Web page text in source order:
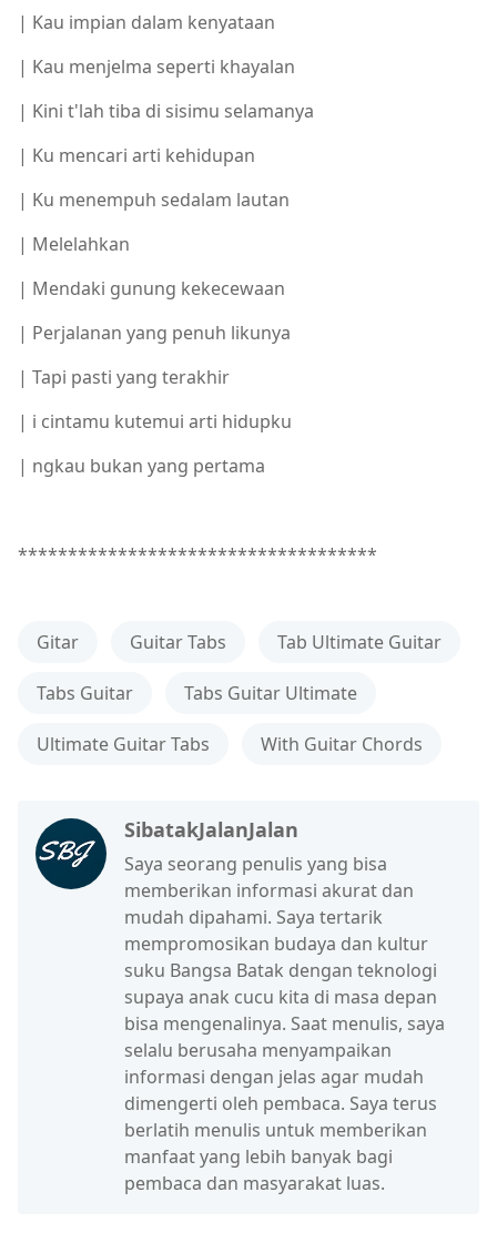
| Kau impian dalam kenyataan
| Kau menjelma seperti khayalan
| Kini t'lah tiba di sisimu selamanya
| Ku mencari arti kehidupan
| Ku menempuh sedalam lautan
| Melelahkan
| Mendaki gunung kekecewaan
| Perjalanan yang penuh likunya
| Tapi pasti yang terakhir
| i cintamu kutemui arti hidupku
| ngkau bukan yang pertama
************************************
Gitar Guitar Tabs Tab Ultimate Guitar
Tabs Guitar Tabs Guitar Ultimate
Ultimate Guitar Tabs With Guitar Chords
SibatakJalanJalan
Saya seorang penulis yang bisa
memberikan informasi akurat dan
mudah dipahami. Saya tertarik
mempromosikan budaya dan kultur
suku Bangsa Batak dengan teknologi
supaya anak cucu kita di masa depan
bisa mengenalinya. Saat menulis, saya
selalu berusaha menyampaikan
informasi dengan jelas agar mudah
dimengerti oleh pembaca. Saya terus
berlatih menulis untuk memberikan
manfaat yang lebih banyak bagi
pembaca dan masyarakat luas.